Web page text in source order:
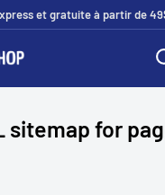
et gratuite à partir de
sitemap for